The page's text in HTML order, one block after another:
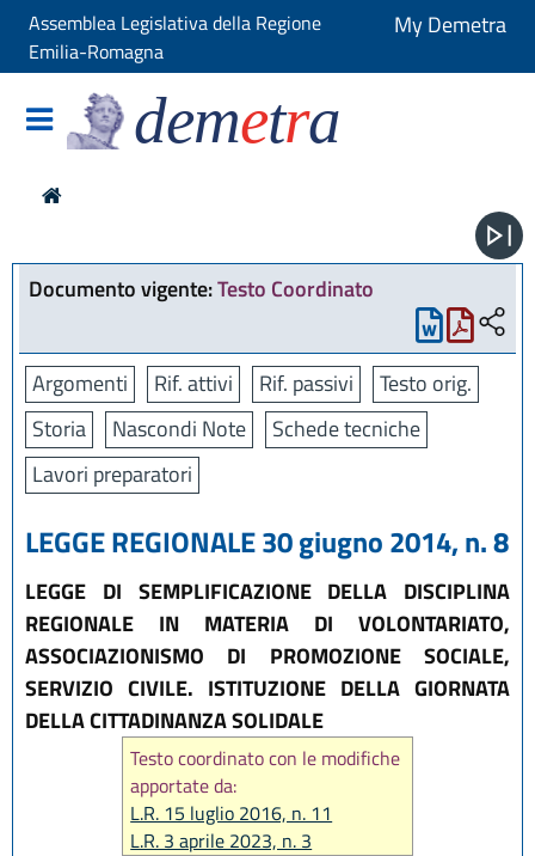
Assemblea Legislativa della Regione
Emilia-Romagna
My Demetra
demetra
Documento vigente:Testo Coordinato
Argomenti Rif. attivi Rif. passivi
Testo orig.
Storia
Nascondi Note
Schede tecniche
Lavori preparatori
LEGGE REGIONALE 30 giugno 2014, n. 8
LEGGE DI SEMPLIFICAZIONE DELLA DISCIPLINA
REGIONALE IN MATERIA DI VOLONTARIATO,
ASSOCIAZIONISMO DI PROMOZIONE SOCIALE,
SERVIZIO CIVILE. ISTITUZIONE DELLA GIORNATA
DELLA CITTADINANZA SOLIDALE
Testo coordinato con le modifiche
apportate da:
L.R. 15 luglio 2016, n. 11
L.R. 3 aprile 2023, n. 3